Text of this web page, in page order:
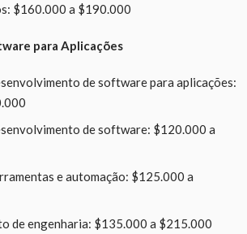
$160.000 a $190.000
para Aplicações
de software para aplicações:
de software: $120.000 a
e automação: $125.000 a
de engenharia: $135.000 a $215.000